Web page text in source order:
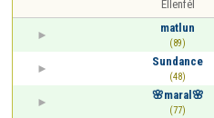
Ellenfél
matlun
(89)
Sundance
(48)
🌸maral🌸
(77)